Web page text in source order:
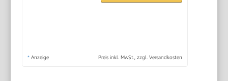
* Anzeige Preis inkl. MwSt., zzgl. Versandkosten